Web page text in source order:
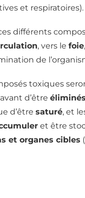
et respiratoires).
différents
, vers lefoie
de
toxiques
avant d’êtreéliminés
d’êtresaturé, et
et être
et organes cibles